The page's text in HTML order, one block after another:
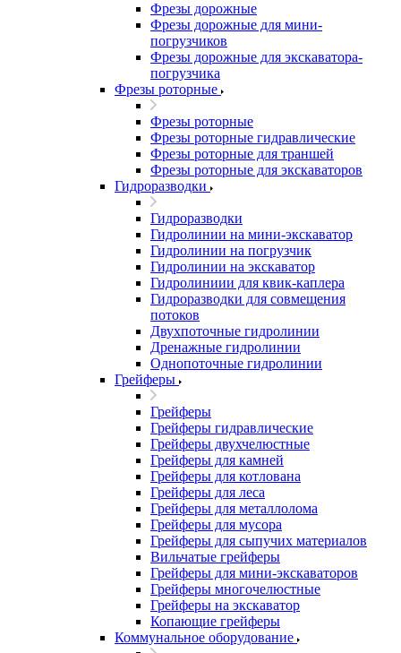
Фрезы дорожные
Фрезы дорожные для мини-
погрузчиков
Фрезы дорожные для экскаватора-
погрузчика
Фрезы роторные
Фрезы роторные
Фрезы роторные гидравлические
Фрезы роторные для траншей
Фрезы роторные для экскаваторов
Гидроразводки
Гидроразводки
Гидролинии на мини-экскаватор
Гидролинии на погрузчик
Гидролинии на экскаватор
Гидролиниии для квик-каплера
Гидроразводки для совмещения
потоков
Двухпоточные гидролинии
Дренажные гидролинии
Однопоточные гидролинии
Грейферы
Грейферы
Грейферы гидравлические
Грейферы двухчелюстные
Грейферы для камней
Грейферы для котлована
Грейферы для леса
Грейферы для металлолома
Грейферы для мусора
Грейферы для сыпучих материалов
Вильчатые грейферы
Грейферы для мини-экскаваторов
Грейферы многочелюстные
Грейферы на экскаватор
Копающие грейферы
Коммунальное оборудование